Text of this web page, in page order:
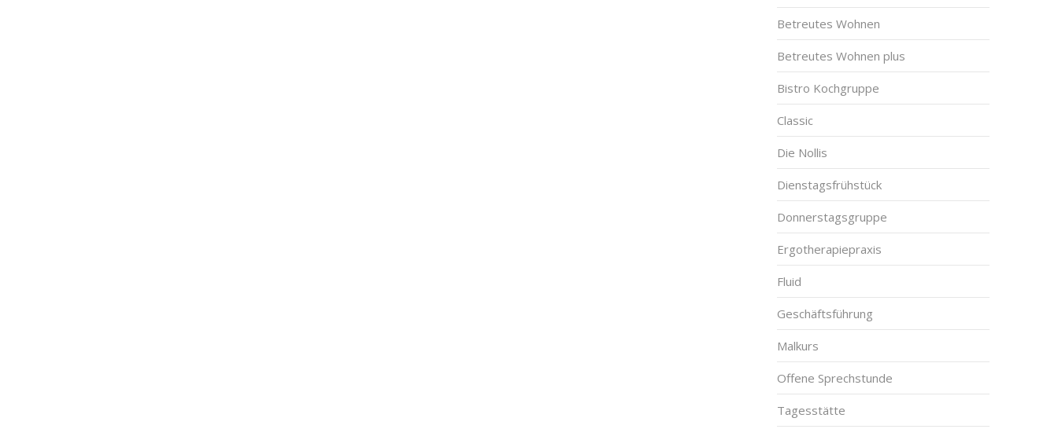
Betreutes Wohnen
Betreutes Wohnen plus
Bistro Kochgruppe
Classic
Die Nollis
Dienstagsfrühstück
Donnerstagsgruppe
Ergotherapiepraxis
Fluid
Geschäftsführung
Malkurs
Offene Sprechstunde
Tagesstätte